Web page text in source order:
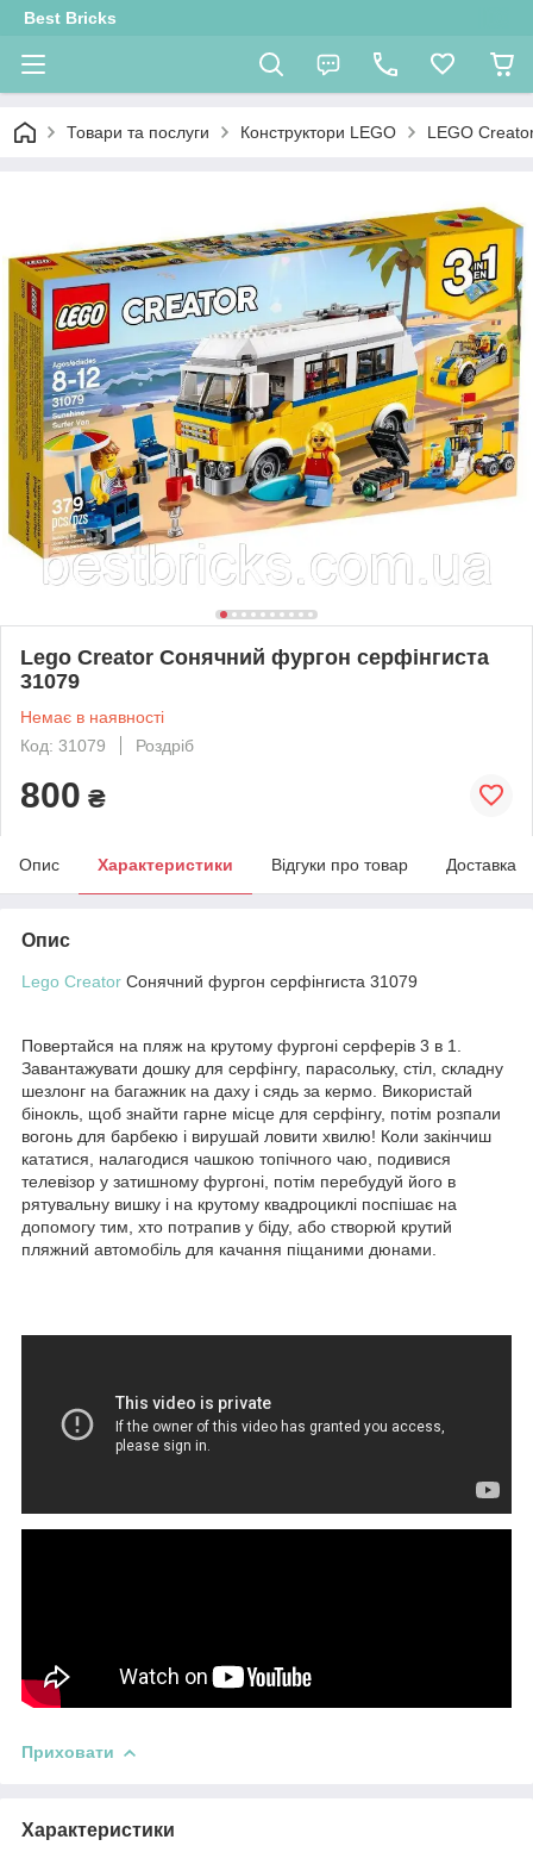
Best Bricks
Товари та послуги Конструктори LEGO LEGO
Lego Creator Сонячний фургон серфінгиста
31079
Немає в наявності
Код: 31079
Роздріб
800 ₴
Опис Характеристики Відгуки про товар Доставка
Опис
Lego Creator Сонячний фургон серфінгиста 31079
Повертайся на пляж на крутому фургоні серферів 3 в 1.
Завантажувати дошку для серфінгу, парасольку, стіл, складну
шезлонг на багажник на даху і сядь за кермо. Використай
бінокль, щоб знайти гарне місце для серфінгу, потім розпали
вогонь для барбекю і вирушай ловити хвилю! Коли закінчиш
кататися, налагодися чашкою топічного чаю, подивися
телевізор у затишному фургоні, потім перебудуй його в
рятувальну вишку і на крутому квадроциклі поспішає на
допомогу тим, хто потрапив у біду, або створюй крутий
пляжний автомобіль для качання піщаними дюнами.
Приховати
Характеристики